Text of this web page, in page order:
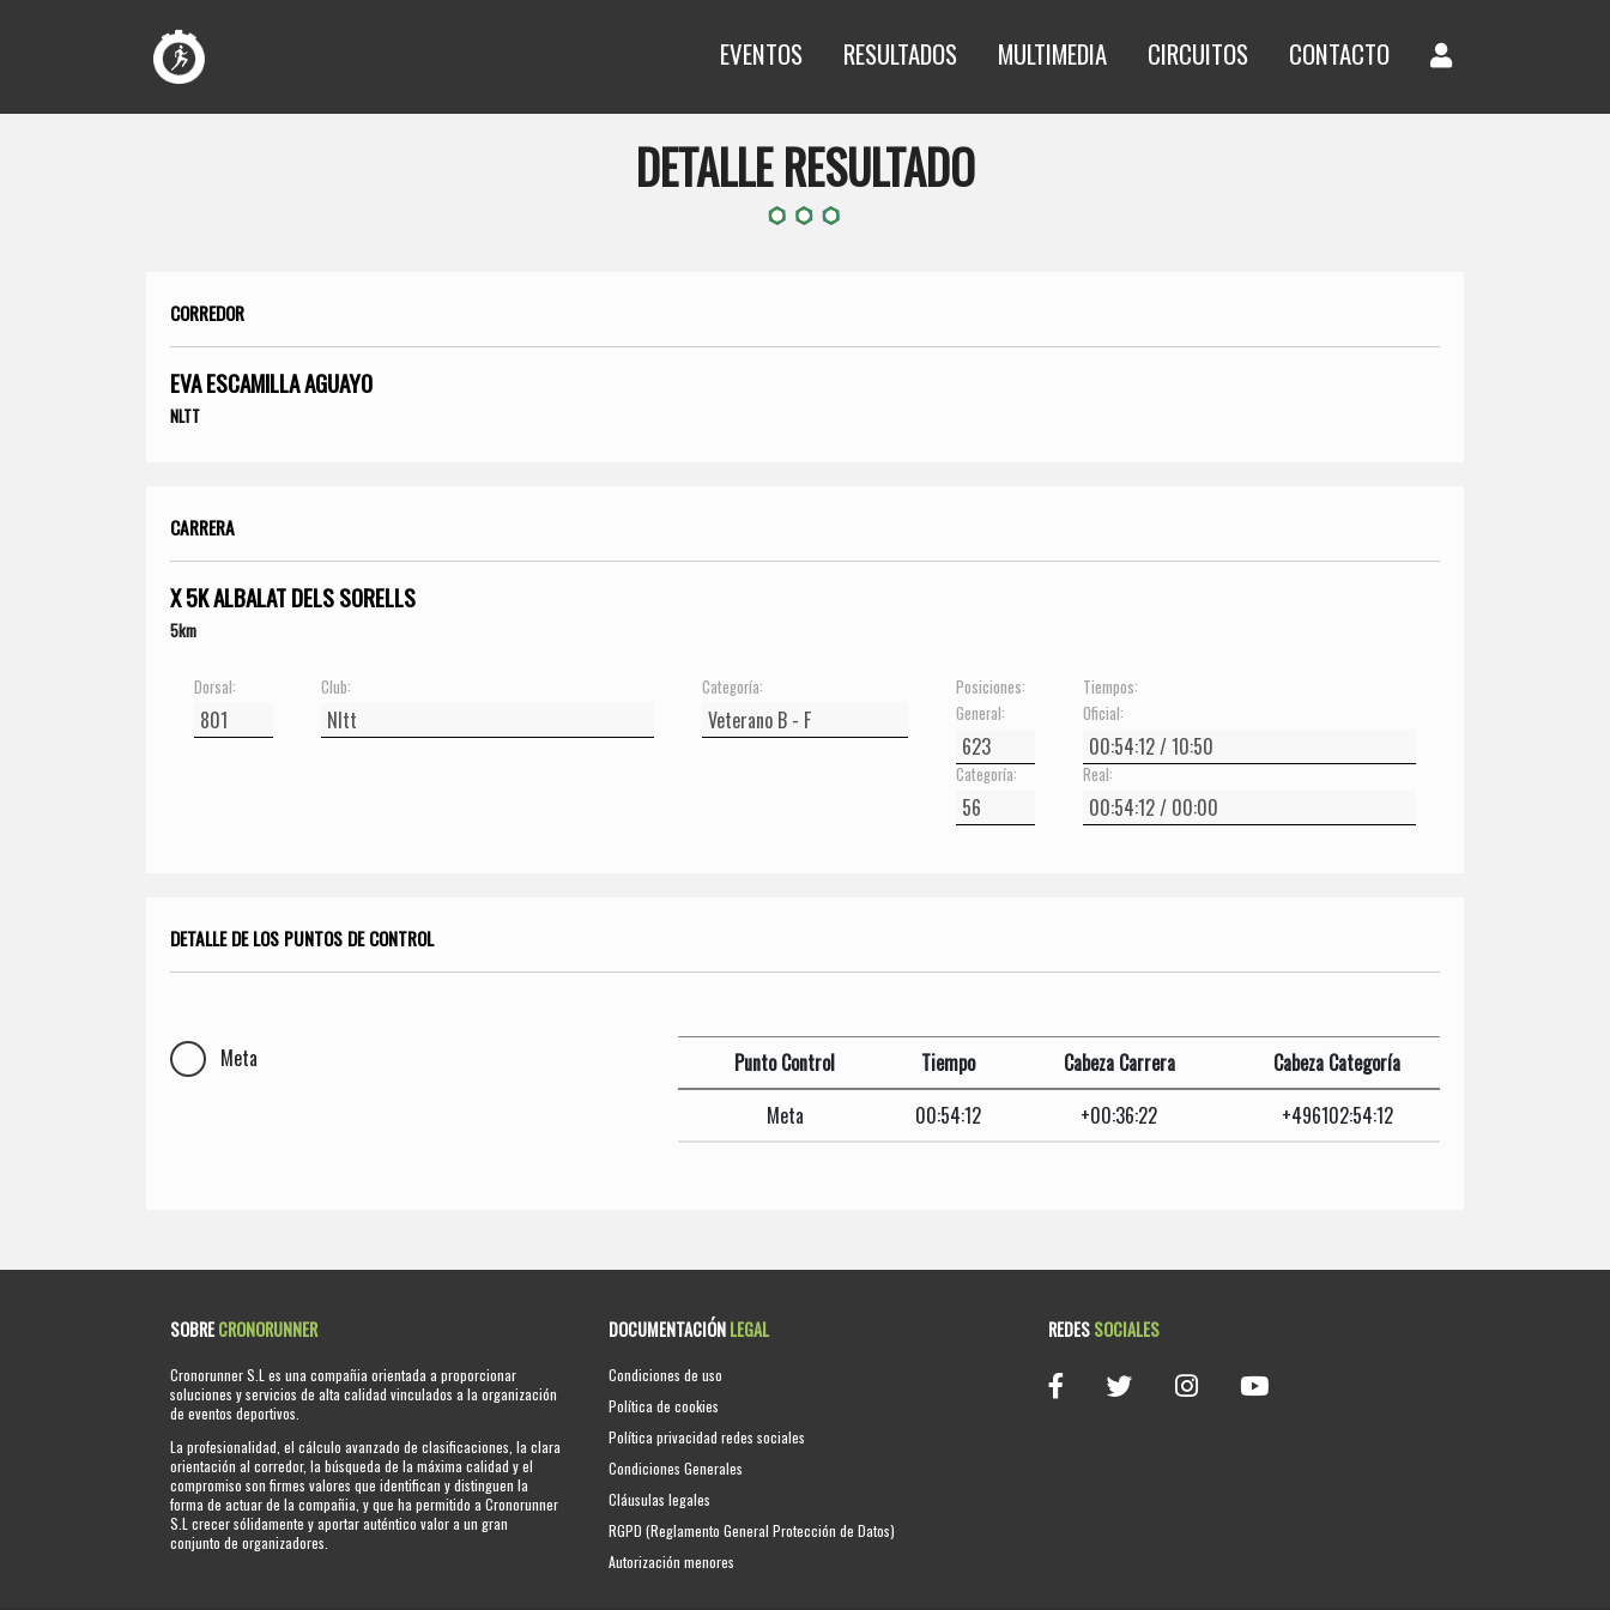
EVENTOS RESULTADOS MULTIMEDIA CIRCUITOS CONTACTO
DETALLE RESULTADO
CORREDOR
EVA ESCAMILLA AGUAYO
NLTT
CARRERA
X 5K ALBALAT DELS SORELLS
5km
Dorsal: Club: Categoría:
Posiciones:
General:
Categoría:
Tiempos:
Oficial:
Real:
DETALLE DE LOS PUNTOS DE CONTROL
Meta Punto Control Tiempo Cabeza Carrera
Cabeza Categoría
Meta
00:54:12 +00:36:22 +496102:54:12
SOBRECRONORUNNER
Cronorunner S.L es una compañia orientada a proporcionar
soluciones y servicios de alta calidad vinculados a la organización
de eventos deportivos.
La profesionalidad, el cálculo avanzado de clasificaciones, la clara
orientación al corredor, la búsqueda de la máxima calidad y el
compromiso son firmes valores que identifican y distinguen la
forma de actuar de la compañia, y que ha permitido a Cronorunner
S.L crecer sólidamente y aportar auténtico valor a un gran
conjunto de organizadores.
DOCUMENTACIÓNLEGAL
Condiciones de uso
Política de cookies
Política privacidad redes sociales
Condiciones Generales
Cláusulas legales
RGPD (Reglamento General Protección de Datos)
Autorización menores
REDESSOCIALES